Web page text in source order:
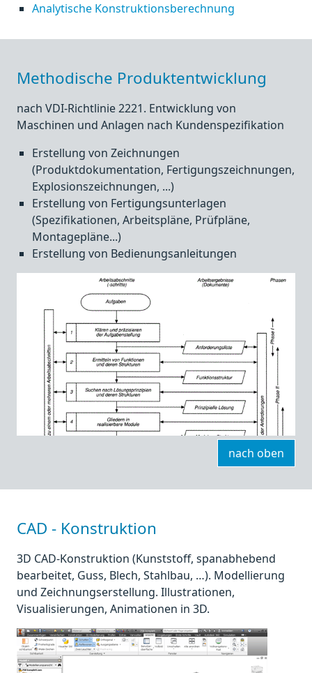
Analytische Konstruktionsberechnung
Methodische Produktentwicklung
nach VDI-Richtlinie 2221. Entwicklung von
Maschinen und Anlagen nach Kundenspezifikation
Erstellung von Zeichnungen
(Produktdokumentation, Fertigungszeichnungen,
Explosionszeichnungen, ...)
Erstellung von Fertigungsunterlagen
(Spezifikationen, Arbeitspläne, Prüfpläne,
Montagepläne...)
Erstellung von Bedienungsanleitungen
nach oben
CAD - Konstruktion
3D CAD-Konstruktion (Kunststoff, spanabhebend
bearbeitet, Guss, Blech, Stahlbau, …). Modellierung
und Zeichnungserstellung. Illustrationen,
Visualisierungen, Animationen in 3D.